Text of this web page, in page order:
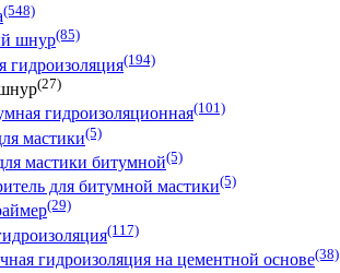
(548)
шнур(85)
гидроизоляция(194)
(27)
гидроизоляционная(101)
мастики(5)
мастики битумной(5)
для битумной мастики(5)
(29)
(117)
гидроизоляция на цементной основе(38)